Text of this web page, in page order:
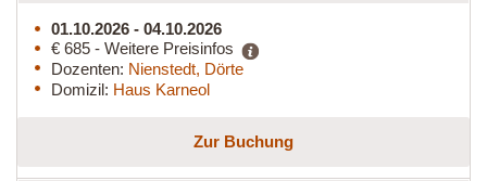
01.10.2026 - 04.10.2026
€ 685 - Weitere Preisinfos
Dozenten: Nienstedt, Dörte
Domizil: Haus Karneol
Zur Buchung